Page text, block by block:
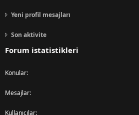
Yeni profil mesajları
Son aktivite
Forum istatistikleri
Konular
Mesajlar
Kullanıcılar